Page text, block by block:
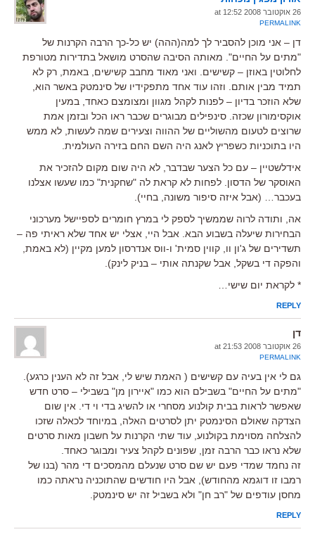
26 אוקטובר 2008 at 12:52
PERMALINK
דן – אני מוכן להסביר לך למה(ההה) יש כל-כך הרבה הקרנות של
"מתים על החיים". מאותה הסיבה שהסרט מושאל בתדירות מטורפת
לחלוטין באוזן – קשישים. ואני מאוד מחבב קשישים, באמת, רק לא
תמיד מבין אותם. וזהו עוד אחד מתפקידיו של סינמטק באשר הוא,
שלא הוזכר בדיון – לפנות לקהל מגוון ומצומצם כאחד, במעין
אוקסימורון שכזה. סינפילים מבוגרים שכבר ראו הכל ובזמן אמת
שרוצים לטעום מהשוליים של ההווה וצעירים שמה לעשות, לא ממש
היו בתוכניות כשפריץ לאנג היה השם החם בזירה העולמית.
אידלשטיין – עם כל הצער שבדבר, לא היה שום מקום להזכיר את
האוסקר של הדסון. לפחות לא קראת לה "שחקנית" כמו שעשו אצלנו
בעכבר… (אבל איזה סיפור משונה, בחיי).
אה, ותודה לרוה שממשיך לספק לי במרץ חומרים לספיישל מערכוני
הבחירות שיעלה בשבוע הבא. אבל היי, אצלי יש אחד שלא ראיתי פה –
תשדירים של ג'ון וו, קווין סמית' ו-ווס אנדרסון למען מקיין (לא באמת,
והפקה די בשקל, אבל שקנתה אותי – בניק לינק).
* לקראת יום שישי…
REPLY
דן
26 אוקטובר 2008 at 21:53
PERMALINK
גם לי אין בעיה עם קשישים ( האמת שיש לי, אבל זה לא הענין כרגע).
"מתים על החיים" בשבילם הוא כמו "איירון מן" בשבילי – סרט חדש
שאפשר לראות בבית קולנוע מסחרי או להשיג בדי וי די. אין שום
הצדקה שאולם הסינמטק יתן לסרטים האלה, במיוחד לכאלה שזכו
להצלחה מסוימת בקולנוע, עוד שתי הקרנות על חשבון מאות סרטים
שלא נראו כבר הרבה זמן, שפונים לקהל צעיר ומבוגר כאחד.
זה נחמד שמדי פעם יש שם סרט שנעלם מהמסכים די מהר (בנו של
רמבו זו דוגמא מהחודש), אבל היו חודשים שהתוכניה נראתה כמו
מחסן עודפים של "רב חן" ולא בשביל זה יש סינמטק.
REPLY